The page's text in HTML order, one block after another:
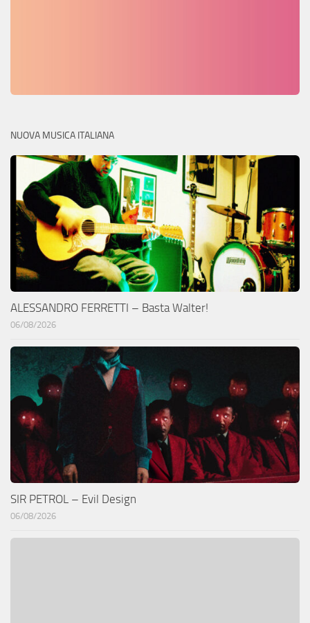
NUOVA MUSICA ITALIANA
ALESSANDRO FERRETTI – Basta Walter!
06/08/2026
SIR PETROL – Evil Design
06/08/2026